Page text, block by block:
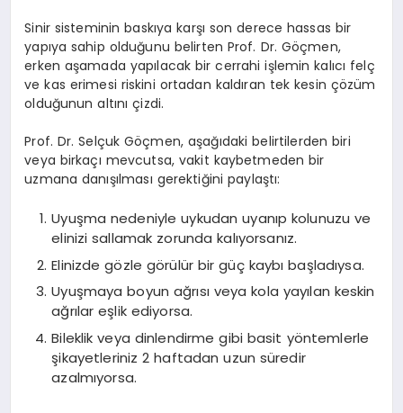
Sinir sisteminin baskıya karşı son derece hassas bir
yapıya sahip olduğunu belirten Prof. Dr. Göçmen,
erken aşamada yapılacak bir cerrahi işlemin kalıcı felç
ve kas erimesi riskini ortadan kaldıran tek kesin çözüm
olduğunun altını çizdi.
Prof. Dr. Selçuk Göçmen, aşağıdaki belirtilerden biri
veya birkaçı mevcutsa, vakit kaybetmeden bir
uzmana danışılması gerektiğini paylaştı:
Uyuşma nedeniyle uykudan uyanıp kolunuzu ve
elinizi sallamak zorunda kalıyorsanız.
Elinizde gözle görülür bir güç kaybı başladıysa.
Uyuşmaya boyun ağrısı veya kola yayılan keskin
ağrılar eşlik ediyorsa.
Bileklik veya dinlendirme gibi basit yöntemlerle
şikayetleriniz 2 haftadan uzun süredir
azalmıyorsa.